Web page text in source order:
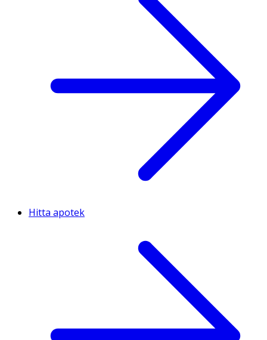
Hitta apotek